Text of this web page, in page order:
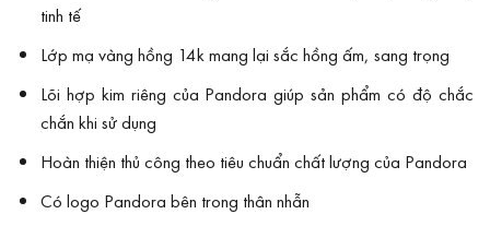
tinh tế
Lớp mạ vàng hồng 14k mang lại sắc hồng ấm, sang trọng
Lõi hợp kim riêng của Pandora giúp sản phẩm có độ chắc
chắn khi sử dụng
Hoàn thiện thủ công theo tiêu chuẩn chất lượng của Pandora
Có logo Pandora bên trong thân nhẫn